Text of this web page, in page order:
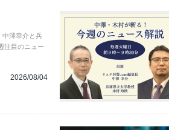
澤幸介と兵
注目のニュー
2026/08/04